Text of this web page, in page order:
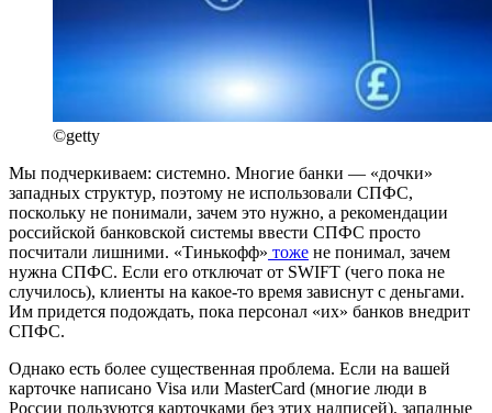
©getty
Мы подчеркиваем: системно. Многие банки — «дочки»
западных структур, поэтому не использовали СПФС,
поскольку не понимали, зачем это нужно, а рекомендации
российской банковской системы ввести СПФС просто
посчитали лишними. «Тинькофф» тоже не понимал, зачем
нужна СПФС. Если его отключат от SWIFT (чего пока не
случилось), клиенты на какое-то время зависнут с деньгами.
Им придется подождать, пока персонал «их» банков внедрит
СПФС.
Однако есть более существенная проблема. Если на вашей
карточке написано Visa или MasterCard (многие люди в
России пользуются карточками без этих надписей), западные